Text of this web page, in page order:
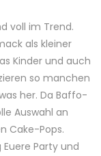
voll im Trend.
als kleiner
Kinder und auch
so manchen
her. Da Baffo-
Auswahl an
Cake-Pops.
Party und